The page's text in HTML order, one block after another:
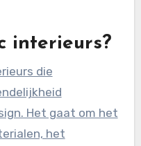
interieurs?
die
Het gaat om het
het